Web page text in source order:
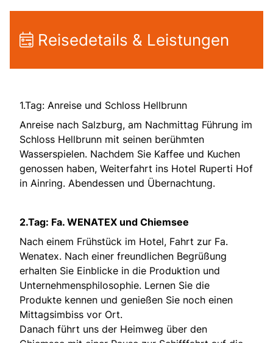
Reisedetails & Leistungen
1.Tag: Anreise und Schloss Hellbrunn
Anreise nach Salzburg, am Nachmittag Führung im
Schloss Hellbrunn mit seinen berühmten
Wasserspielen. Nachdem Sie Kaffee und Kuchen
genossen haben, Weiterfahrt ins Hotel Ruperti Hof
in Ainring. Abendessen und Übernachtung.
2.Tag: Fa. WENATEX und Chiemsee
Nach einem Frühstück im Hotel, Fahrt zur Fa.
Wenatex. Nach einer freundlichen Begrüßung
erhalten Sie Einblicke in die Produktion und
Unternehmensphilosophie. Lernen Sie die
Produkte kennen und genießen Sie noch einen
Mittagsimbiss vor Ort.
Danach führt uns der Heimweg über den